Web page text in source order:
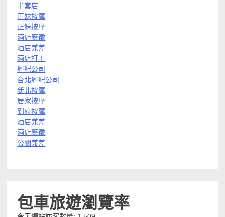
半套店
正妹按摩
正妹按摩
酒店應徵
酒店兼差
酒店打工
經紀公司
台北經紀公司
新北按摩
居家按摩
到府按摩
酒店兼差
酒店應徵
公關兼差
包車旅遊瀏覽率